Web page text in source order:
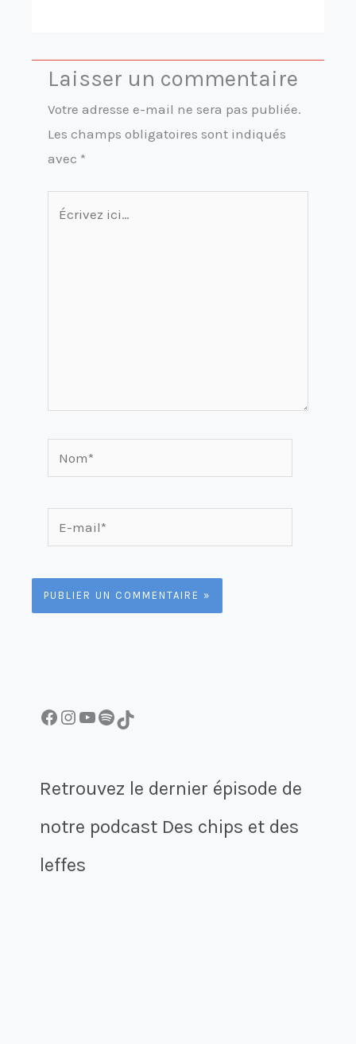
Laisser un commentaire
Votre adresse e-mail ne sera pas publiée.
Les champs obligatoires sont indiqués
avec *
mail*
Facebook InstagramYouTube Spotify TikTok
Retrouvez le dernier épisode de
notre podcast Des chips et des
leffes